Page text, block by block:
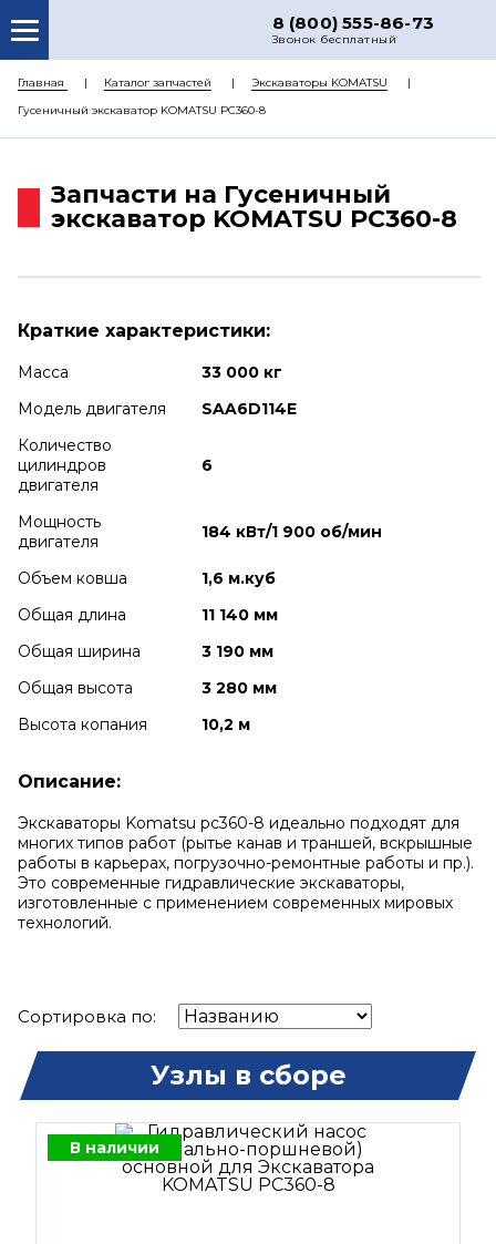
8 (800) 555-86-73
Звонок бесплатный
О НАС
КАТАЛОГ ЗАПЧАСТЕЙ
ДОСТАВКА
Главная Каталог запчастей
Экскаваторы KOMATSU
Гусеничный экскаватор KOMATSU PC360-8
Запчасти на Гусеничный
экскаватор KOMATSU PC360-8
Краткие характеристики:
Масса
33 000 кг
Модель двигателя
SAA6D114E
Количество
цилиндров
двигателя
6
Мощность
двигателя
184 кВт/1 900 об/мин
Объем ковша
1,6 м.куб
Общая длина
11 140 мм
Общая ширина
3 190 мм
Общая высота
3 280 мм
Высота копания
10,2 м
Описание:
Экскаваторы Komatsu pc360-8 идеально подходят для
многих типов работ (рытье канав и траншей, вскрышные
работы в карьерах, погрузочно-ремонтные работы и пр.).
Это современные гидравлические экскаваторы,
изготовленные с применением современных мировых
технологий.
Сортировка по:
Узлы в сборе
В наличии